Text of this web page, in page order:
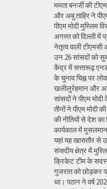
ममता बनर्जी की
और अबु ताहिर ने
पीएम मोदी मुस्लिम
अगस्त को दिल्ली में
नेतृत्व वाली
उन 26 सांसदों को
केंद्र में सत्तारूढ़
के चुनाव चिह्न पर
खलीलुर्रहमान और
सांसदों ने पीएम
तीनों ने पीएम मोदी
की नीतियों से देश का
कार्यकाल में
यहां यह खासतौर से
संसदीय क्षेत्र में
क्रिकेट टीम के
गुजरात को छोड़कर
था। पठान ने वर्ष